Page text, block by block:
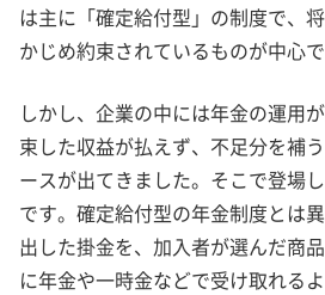
は主に「確定給付型」の制度で、
かじめ約束されているものが中心で
しかし、企業の中には年金の運用
束した収益が払えず、不足分を補
ースが出てきました。そこで登場
です。確定給付型の年金制度とは
出した掛金を、加入者が選んだ商
に年金や一時金などで受け取れる